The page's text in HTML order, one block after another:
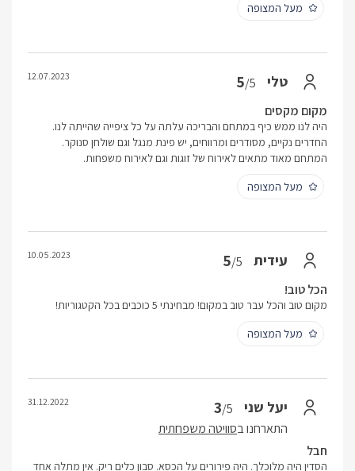
מעל המצופה
טלי 5/5
12.07.2023
מקום מקסים
היה לנו ממש כיף במתחם והבריכה עלתה על כל ציפייה שהייתה לנו.
החדרים נקיים, מסודרים ומרווחים, יש פינת מנגל וגם שולחן סנוקר.
המתחם מאוד מתאים לאירוח של זוגות וגם לאירוח משפחות.
מעל המצופה
עידית 5/5
10.05.2023
הכל טוב!
מקום טוב והכל עבר טוב במקום! מבחינתי 5 כוכבים בכל הקטגוריות!
מעל המצופה
יעל שני 3/5
התארחנו בסוויטה משפחתית
31.12.2022
חבל
הסדין היה מלוכלך. היה פירורים על הכסא. סבון כלים ריק. אין מתלה אחד